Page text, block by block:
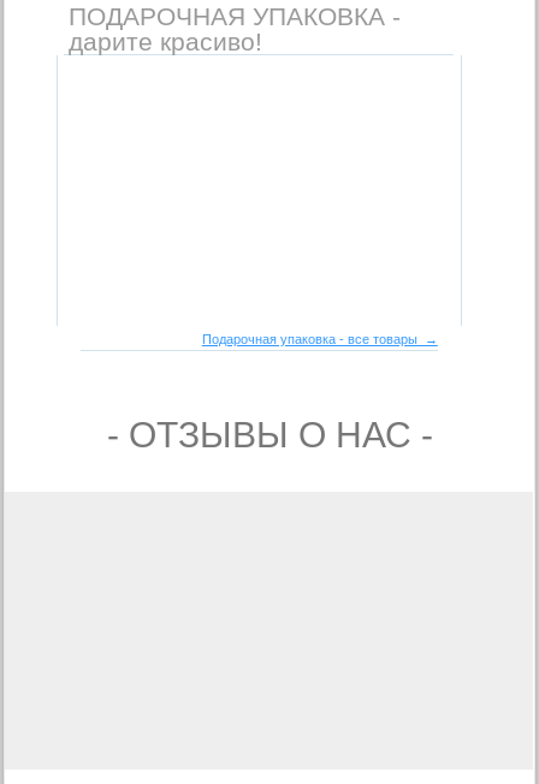
ПОДАРОЧНАЯ УПАКОВКА -
дарите красиво!
Подарочная упаковка - все товары →
- ОТЗЫВЫ О НАС -